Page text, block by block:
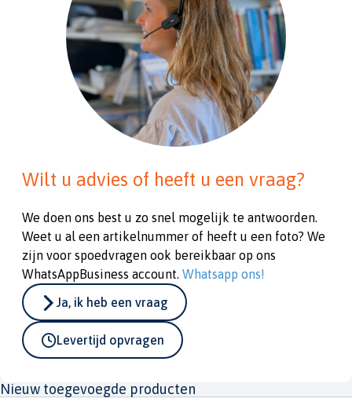
Wilt u advies of heeft u een vraag?
We doen ons best u zo snel mogelijk te antwoorden.
Weet u al een artikelnummer of heeft u een foto? We
zijn voor spoedvragen ook bereikbaar op ons
WhatsAppBusiness account. Whatsapp ons!
Ja, ik heb een vraag
Levertijd opvragen
Nieuw toegevoegde producten